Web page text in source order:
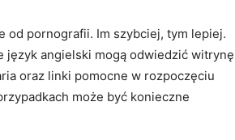
od pornografii. Im szybciej, tym lepiej.
język angielski mogą odwiedzić witrynę
oraz linki pomocne w rozpoczęciu
może być konieczne